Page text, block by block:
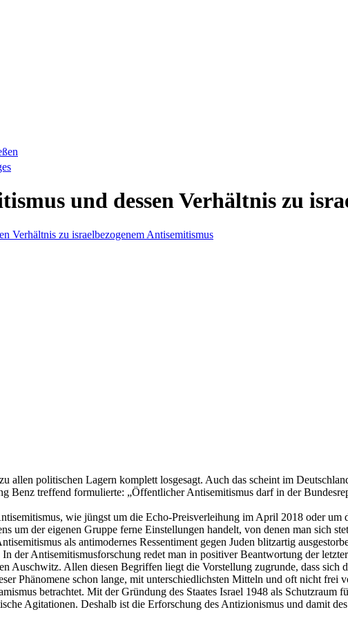
und dessen Verhältnis zu
allen politischen Lagern komplett losgesagt. Auch das scheint im
Benz treffend formulierte: „Öffentlicher Antisemitismus darf in der
wie jüngst um die Echo-Preisverleihung im April 2018 oder um
um der eigenen Gruppe ferne Einstellungen handelt, von denen man sich
als antimodernes Ressentiment gegen Juden blitzartig
der Antisemitismusforschung redet man in positiver Beantwortung der
Auschwitz. Allen diesen Begriffen liegt die Vorstellung zugrunde, dass sich
Phänomene schon lange, mit unterschiedlichsten Mitteln und oft nicht
betrachtet. Mit der Gründung des Staates Israel 1948 als Schutzraum
Agitationen. Deshalb ist die Erforschung des Antizionismus und damit